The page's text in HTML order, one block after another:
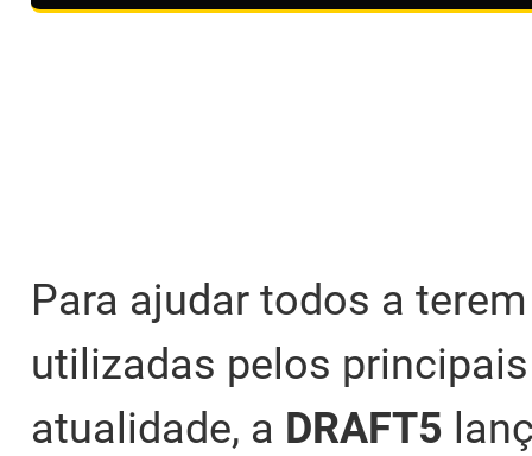
Para ajudar todos a
utilizadas pelos
atualidade, a DRAFT5